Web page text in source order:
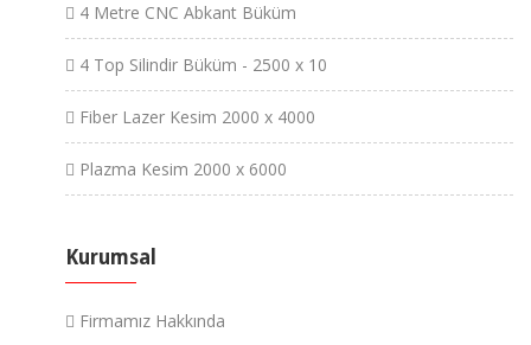
4 Metre CNC Abkant Büküm
4 Top Silindir Büküm - 2500 x 10
Fiber Lazer Kesim 2000 x 4000
Plazma Kesim 2000 x 6000
Kurumsal
Firmamız Hakkında